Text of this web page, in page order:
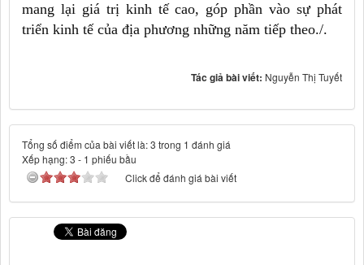
mang lại giá trị kinh tế cao, góp phần vào sự phát
triển kinh tế của địa phương những năm tiếp theo./.
Tác giả bài viết: Nguyễn Thị Tuyết
Tổng số điểm của bài viết là: 3 trong 1 đánh giá
Xếp hạng:3 - 1 phiếu bầu
Click để đánh giá bài viết